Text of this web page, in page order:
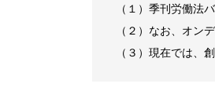
（１）季刊労働法
（２）なお、オン
（３）現在では、